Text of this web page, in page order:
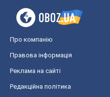
Про компанію
Правова інформація
Реклама на сайті
Редакційна політика